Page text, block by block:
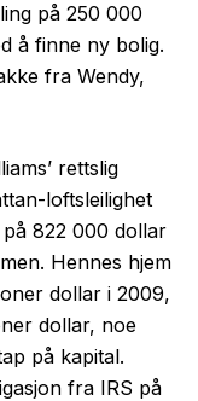
på 250 000
å finne ny bolig.
fra Wendy,
rettslig
loftsleilighet
822 000 dollar
Hennes hjem
dollar i 2009,
dollar, noe
på kapital.
fra IRS på